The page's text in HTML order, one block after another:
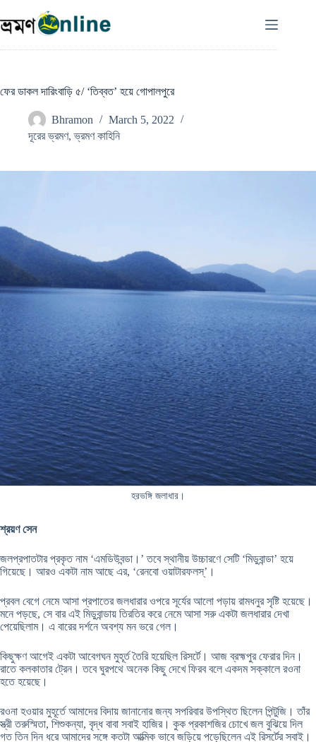
to
content
ফের ডাকল দারিংবাড়ি ৫/ ‘তিব্বত’ হয়ে গোপালপুরে
Bhramon
March 5, 2022
দূরের ভ্রমণ,ভ্রমণ কাহিনি
হরভঙ্গি জলাধার।
শ্রয়ণ সেন
জলপ্রপাতটার প্রকৃত নাম ‘এমডিউবন্ডা।’ তবে স্থানীয় উচ্চারণে সেটি ‘মিডুবান্ডা’ হয়ে
গিয়েছে। আরও একটা নাম আছে এর, ‘রেনবো ওয়াটারফলস্‌’।
প্রবল বেগে নেমে আসা প্রপাতের জলধারার ওপরে সূর্যের আলো পড়ায় রামধনুর সৃষ্টি হয়েছে।
মনে পড়ছে, সে বার এই মিডুবান্ডায় তিরতির করে নেমে আসা সরু একটা জলধারার দেখা
পেয়েছিলাম। এ বারের দর্শনে অবশ্য মন ভরে গেল।
কিছুক্ষণ আগেই একটা আবেগঘন মুহূর্ত তৈরি হয়েছিল রিসর্টে। আজ ব্রহ্মপুর ফেরার দিন।
রাতে কলকাতার ট্রেন। তবে ঘুরপথে অনেক কিছু দেখে ফিরব বলে একদম সক্কালে রওনা
হতে হয়েছে।
রওনা হওয়ার মুহূর্তে আমাদের বিদায় জানানোর জন্য সপরিবার উপস্থিত ছিলেন পিন্টুজি। তাঁর
স্ত্রী তরুস্মিতা, শিশুকন্যা, বৃদ্ধ বাবা সবাই হাজির। কুক প্রকাশজির চোখে জল বুঝিয়ে দিল
গত তিন দিন ধরে আমাদের সঙ্গে কতটা আত্মিক ভাবে জড়িয়ে পড়েছিলেন এই রিসর্টের সবাই।